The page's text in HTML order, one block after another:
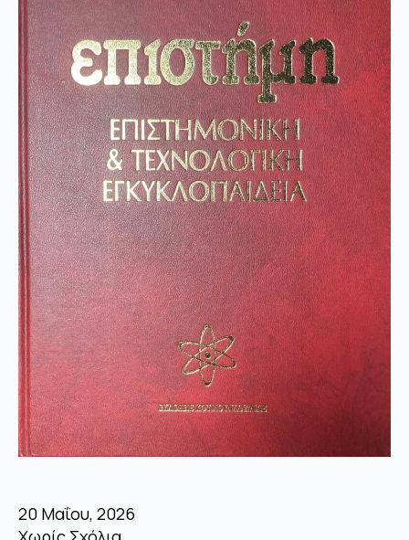
20 Μαΐου, 2026